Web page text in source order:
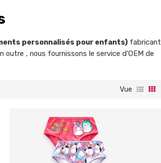
personnalisés pour enfants) fabricant
, nous fournissons le service d'OEM de
Vue